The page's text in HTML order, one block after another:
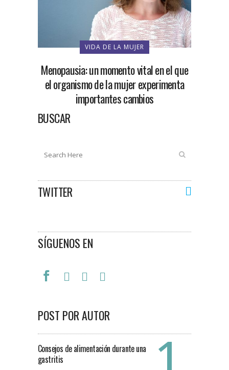
VIDA DE LA MUJER
Menopausia: un momento vital en el que
el organismo de la mujer experimenta
importantes cambios
BUSCAR
TWITTER
SÍGUENOS EN
POST POR AUTOR
Consejos de alimentación durante una
gastritis